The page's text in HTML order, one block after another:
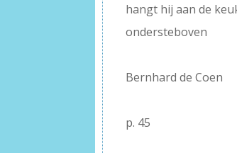
hangt hij aan de
ondersteboven
Bernhard de Coen
p. 45